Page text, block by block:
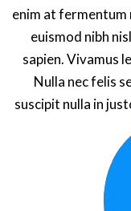
enim at fermentum
euismod nibh
sapien. Vivamus
Nulla nec felis
suscipit nulla in